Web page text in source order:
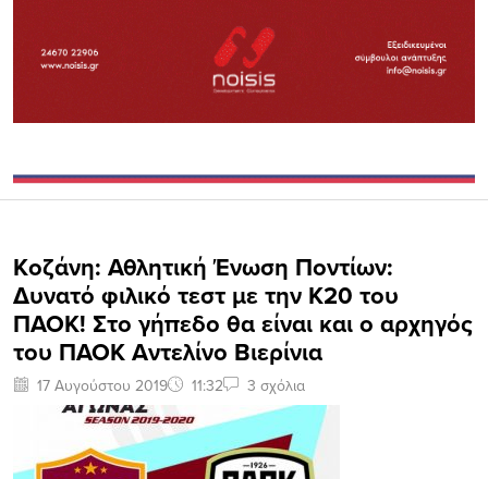
Kοζάνη: Αθλητική Ένωση Ποντίων:
Δυνατό φιλικό τεστ με την Κ20 του
ΠΑΟΚ! Στο γήπεδο θα είναι και ο αρχηγός
του ΠΑΟΚ Αντελίνο Βιερίνια
17 Αυγούστου 2019 11:32 3 σχόλια